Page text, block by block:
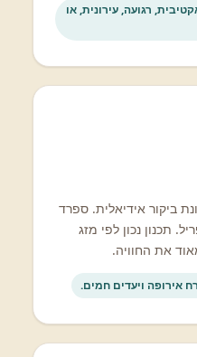
רגועה, עירונית, או
ביקור אידיאלית. ספרד
תכנון נכון לפי מזג
את החוויה.
אירופה ויעדים חמים.